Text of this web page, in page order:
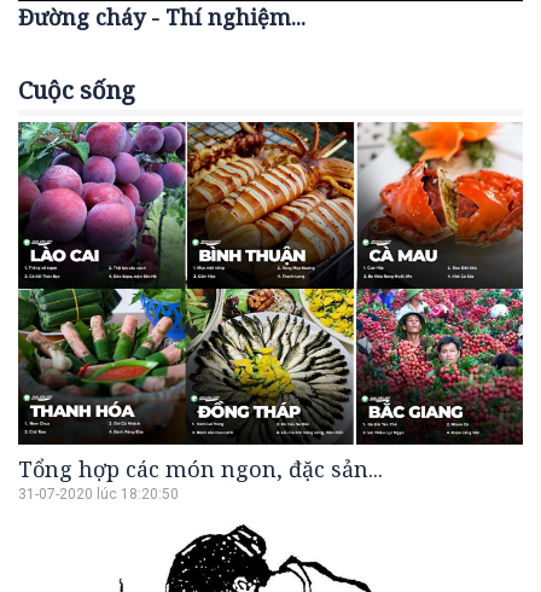
Đường cháy - Thí nghiệm...
Cuộc sống
Tổng hợp các món ngon, đặc sản...
31-07-2020 lúc 18:20:50